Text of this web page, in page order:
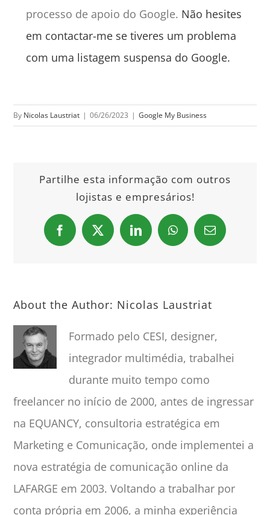
processo de apoio do Google. Não hesites
em contactar-me se tiveres um problema
com uma listagem suspensa do Google.
By Nicolas Laustriat | 06/26/2023 | Google My Business
Partilhe esta informação com outros
lojistas e empresários!
Facebook
X LinkedInWhatsAppEmail
About the Author: Nicolas Laustriat
Formado pelo CESI, designer,
integrador multimédia, trabalhei
durante muito tempo como
freelancer no início de 2000, antes de ingressar
na EQUANCY, consultoria estratégica em
Marketing e Comunicação, onde implementei a
nova estratégia de comunicação online da
LAFARGE em 2003. Voltando a trabalhar por
conta própria em 2006, a minha experiência